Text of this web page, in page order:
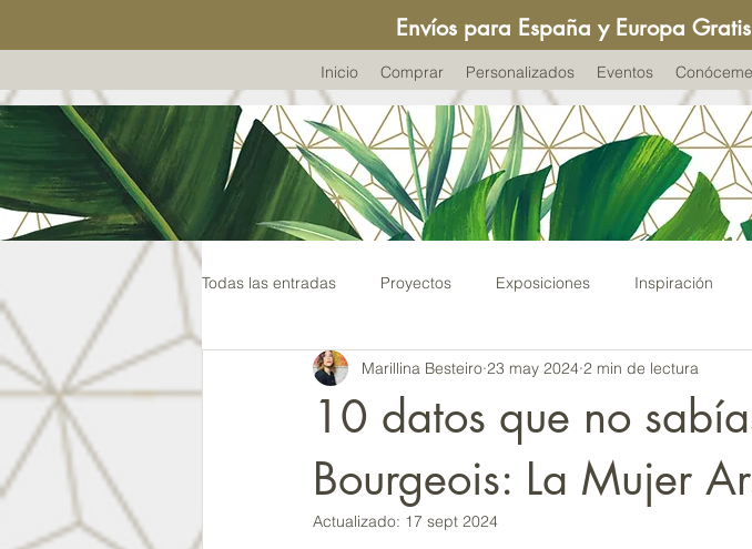
Envíos para España y Europa Gratis
Inicio Comprar Personalizados Eventos Conóceme
Todas las entradas Proyectos Exposiciones Inspiración
Venezuela Visitas Recomendadas
10 datos que no
Bourgeois: La Mujer
Marillina Besteiro 23 may 2024 2 min de lectura
Actualizado: 17 sept 2024